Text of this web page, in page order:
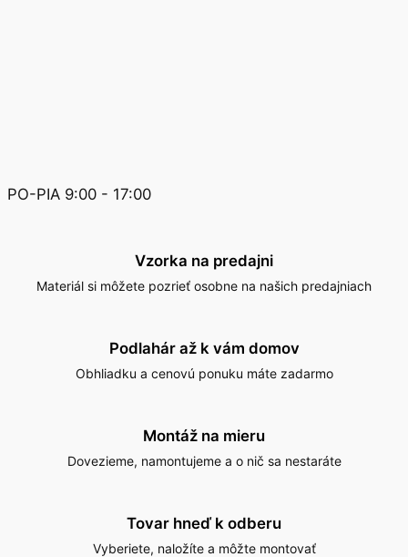
PO-PIA 9:00 - 17:00
Vzorka na predajni
Materiál si môžete pozrieť osobne na našich predajniach
Podlahár až k vám domov
Obhliadku a cenovú ponuku máte zadarmo
Montáž na mieru
Dovezieme, namontujeme a o nič sa nestaráte
Tovar hneď k odberu
Vyberiete, naložíte a môžte montovať